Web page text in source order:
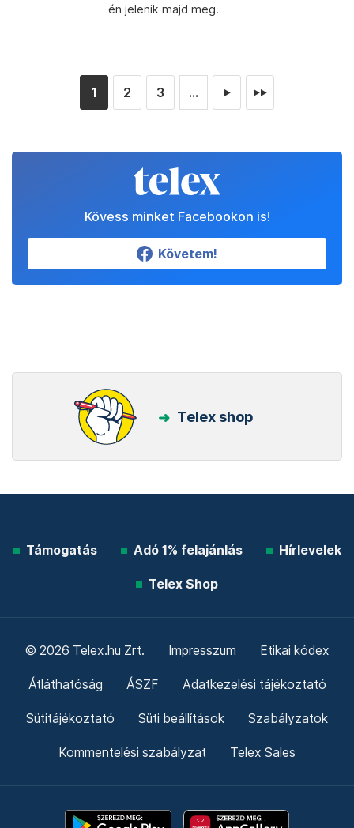
én jelenik majd meg.
1 2 3 ... ► ►►
Kövess minket Facebookon is!
Követem!
Telex shop
Támogatás Adó 1% felajánlás Hírlevelek
Telex Shop
© 2026 Telex.hu Zrt. Impresszum Etikai kódex
Átláthatóság ÁSZF Adatkezelési tájékoztató
Sütitájékoztató Süti beállítások Szabályzatok
Kommentelési szabályzat Telex Sales